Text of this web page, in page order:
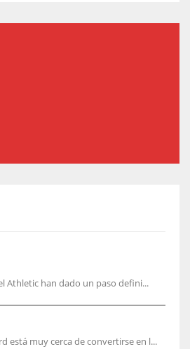
Athletic han dado un paso defini...
está muy cerca de convertirse en l...